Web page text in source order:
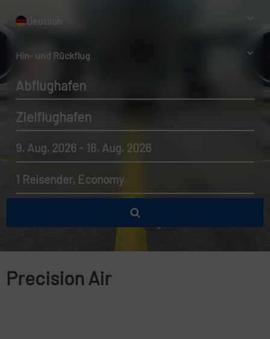
Deutsch
Hin- und Rückflug
Abflughafen
Zielflughafen
9. Aug. 2026 - 16. Aug. 2026
1 Reisender, Economy
Precision Air